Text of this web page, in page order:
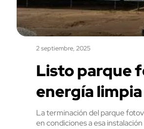
2 septiembre, 2025
Listo parque
energía limpia
La terminación del parque
en condiciones a esa